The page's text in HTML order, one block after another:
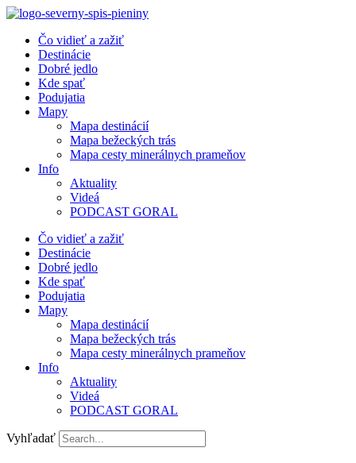
Preskočiť
obsah
Čo vidieť a zažiť
Destinácie
Dobré jedlo
Kde spať
Podujatia
Mapy
Mapa destinácií
Mapa bežeckých trás
Mapa cesty minerálnych prameňov
Info
Aktuality
Videá
PODCAST GORAL
Čo vidieť a zažiť
Destinácie
Dobré jedlo
Kde spať
Podujatia
Mapy
Mapa destinácií
Mapa bežeckých trás
Mapa cesty minerálnych prameňov
Info
Aktuality
Videá
PODCAST GORAL
Vyhľadať